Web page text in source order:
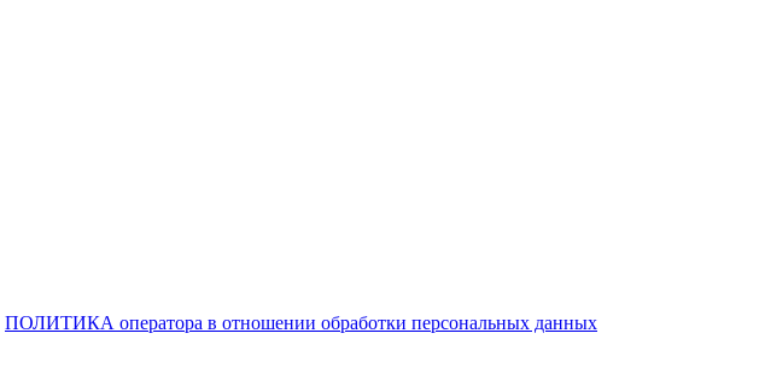
ПОЛИТИКА оператора в отношении обработки персональных данных